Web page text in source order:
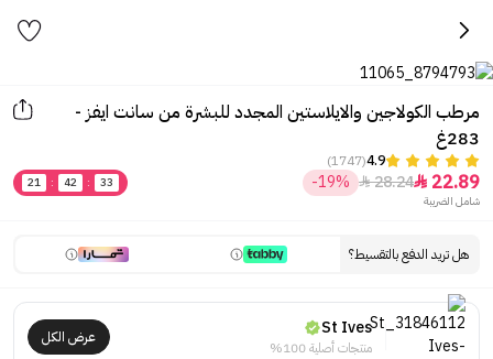
مرطب الكولاجين والايلاستين المجدد للبشرة من سانت ايفز -
283غ
4.9
(1747)
22.89

28.24

-19%
21 : 42 :
33
شامل الضريبة
هل تريد الدفع بالتقسيط؟
St Ives
منتجات أصلية 100%
عرض الكل